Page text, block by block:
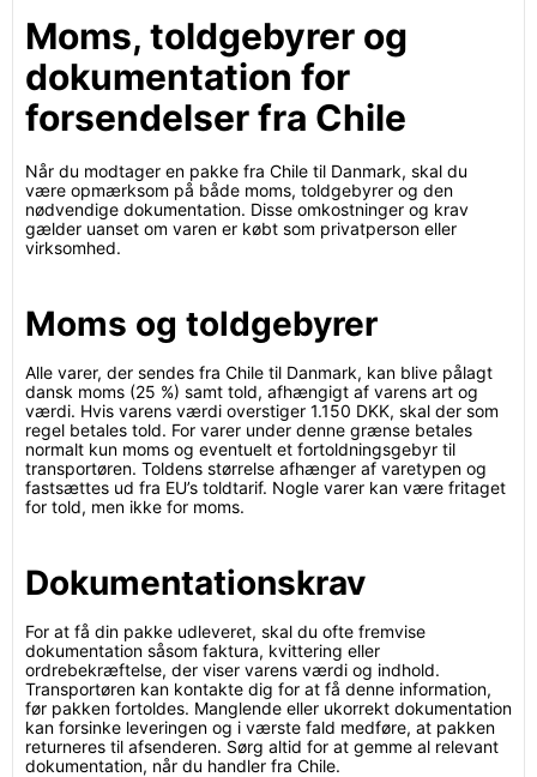
Moms, toldgebyrer og
dokumentation for
forsendelser fra Chile
Når du modtager en pakke fra Chile til Danmark, skal du
være opmærksom på både moms, toldgebyrer og den
nødvendige dokumentation. Disse omkostninger og krav
gælder uanset om varen er købt som privatperson eller
virksomhed.
Moms og toldgebyrer
Alle varer, der sendes fra Chile til Danmark, kan blive pålagt
dansk moms (25 %) samt told, afhængigt af varens art og
værdi. Hvis varens værdi overstiger 1.150 DKK, skal der som
regel betales told. For varer under denne grænse betales
normalt kun moms og eventuelt et fortoldningsgebyr til
transportøren. Toldens størrelse afhænger af varetypen og
fastsættes ud fra EU’s toldtarif. Nogle varer kan være fritaget
for told, men ikke for moms.
Dokumentationskrav
For at få din pakke udleveret, skal du ofte fremvise
dokumentation såsom faktura, kvittering eller
ordrebekræftelse, der viser varens værdi og indhold.
Transportøren kan kontakte dig for at få denne information,
før pakken fortoldes. Manglende eller ukorrekt dokumentation
kan forsinke leveringen og i værste fald medføre, at pakken
returneres til afsenderen. Sørg altid for at gemme al relevant
dokumentation, når du handler fra Chile.